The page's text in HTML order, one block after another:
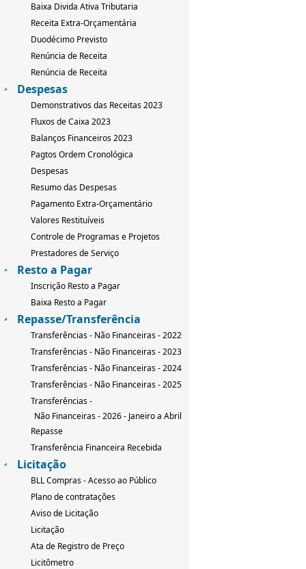
Baixa Divida Ativa Tributaria
Receita Extra-Orçamentária
Duodécimo Previsto
Renúncia de Receita
Renúncia de Receita
Despesas
Demonstrativos das Receitas 2023
Fluxos de Caixa 2023
Balanços Financeiros 2023
Pagtos Ordem Cronológica
Despesas
Resumo das Despesas
Pagamento Extra-Orçamentário
Valores Restituíveis
Controle de Programas e Projetos
Prestadores de Serviço
Resto a Pagar
Inscrição Resto a Pagar
Baixa Resto a Pagar
Repasse/Transferência
Transferências - Não Financeiras - 2022
Transferências - Não Financeiras - 2023
Transferências - Não Financeiras - 2024
Transferências - Não Financeiras - 2025
Transferências -
Não Financeiras - 2026 - Janeiro a Abril
Repasse
Transferência Financeira Recebida
Licitação
BLL Compras - Acesso ao Público
Plano de contratações
Aviso de Licitação
Licitação
Ata de Registro de Preço
Licitômetro